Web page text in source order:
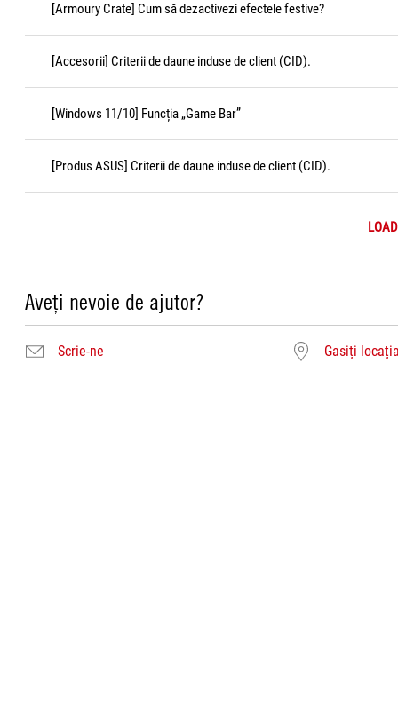
[Armoury Crate] Cum să dezactivezi efectele festive?
[Accesorii] Criterii de daune induse de client (CID).
[Windows 11/10] Funcția „Game Bar”
[Produs ASUS] Criterii de daune induse de client (CID).
Aveți nevoie de ajutor?
Scrie-ne Gasiți